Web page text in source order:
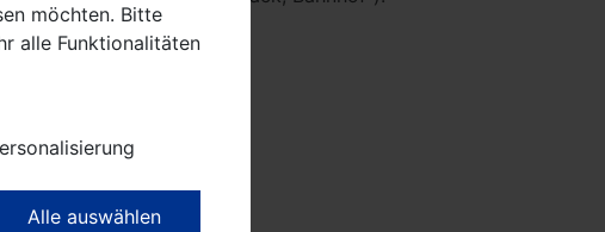
möchten. Bitte
alle Funktionalitäten
Alle auswählen